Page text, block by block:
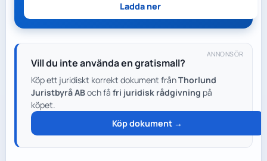
Ladda ner
ANNONSÖR
Vill du inte använda en gratismall?
Köp ett juridiskt korrekt dokument frånThorlund
Juristbyrå ABoch få fri juridisk rådgivning på
köpet.
Köp dokument →